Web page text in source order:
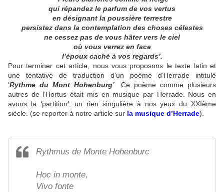
qui répandez le parfum de vos vertus
en désignant la poussière terrestre
persistez dans la contemplation des choses célestes
ne cessez pas de vous hâter vers le ciel
où vous verrez en face
l’époux caché à vos regards’.
Pour terminer cet article, nous vous proposons le texte latin et
une tentative de traduction d’un poème d’Herrade intitulé
‘Rythme du Mont Hohenburg’ . Ce poème comme plusieurs
autres de l’Hortus était mis en musique par Herrade. Nous en
avons la ‘partition’, un rien singulière à nos yeux du XXIème
siècle. (se reporter à notre article sur la musique d’Herrade).
Rythmus de Monte Hohenburc
Hoc in monte,
Vivo fonte